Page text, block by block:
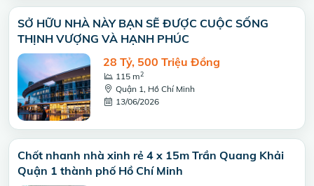
SỞ HỮU NHÀ NÀY BẠN SẼ ĐƯỢC CUỘC SỐNG
THỊNH VƯỢNG VÀ HẠNH PHÚC
28 Tỷ, 500 Triệu Đồng
115 m2
Quận 1, Hồ Chí Minh
13/06/2026
Chốt nhanh nhà xinh rẻ 4 x 15m Trần Quang Khải
Quận 1 thành phố Hồ Chí Minh